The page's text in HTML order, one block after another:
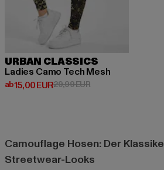
URBAN CLASSICS
Ladies Camo Tech Mesh
ab15,00 EUR
Derzeitiger Preis: ab 15,00 EUR
29,99 EURAktionspreis: 29,99
Camouflage Hosen: Der
Streetwear-Looks